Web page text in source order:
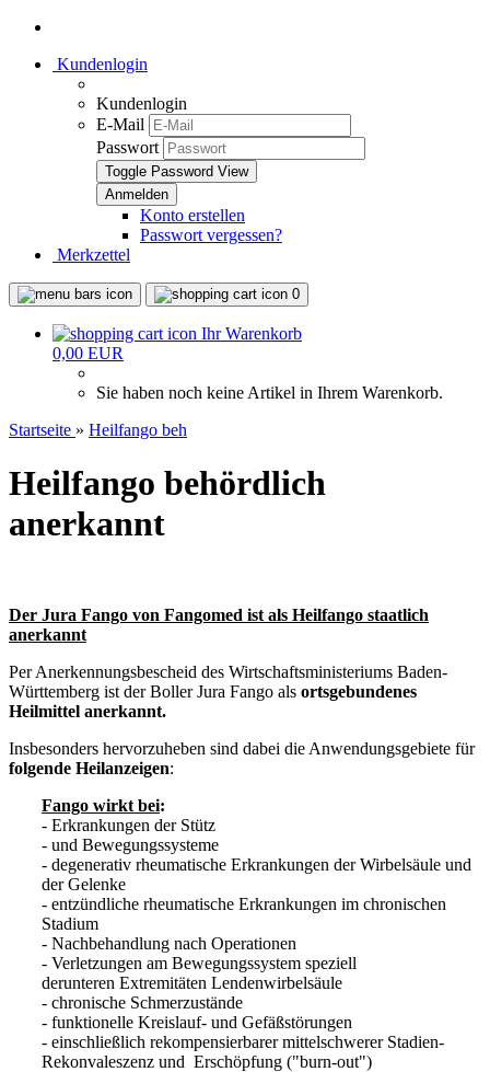
Kundenlogin
Kundenlogin
E-Mail
Passwort
Toggle Password View
Konto erstellen
Passwort vergessen?
Merkzettel
0
Ihr Warenkorb
0,00 EUR
Sie haben noch keine Artikel in Ihrem Warenkorb.
Startseite » Heilfango beh
Heilfango behördlich
anerkannt
Der Jura Fango von Fangomed ist als Heilfango staatlich
anerkannt
Per Anerkennungsbescheid des Wirtschaftsministeriums Baden-
Württemberg ist der Boller Jura Fango als ortsgebundenes
Heilmittel anerkannt.
Insbesonders hervorzuheben sind dabei die Anwendungsgebiete für
folgende Heilanzeigen:
Fango wirkt bei:
- Erkrankungen der Stütz
- und Bewegungssysteme
- degenerativ rheumatische Erkrankungen der Wirbelsäule und
der Gelenke
- entzündliche rheumatische Erkrankungen im chronischen
Stadium
- Nachbehandlung nach Operationen
- Verletzungen am Bewegungssystem speziell
derunteren Extremitäten Lendenwirbelsäule
- chronische Schmerzustände
- funktionelle Kreislauf- und Gefäßstörungen
- einschließlich rekompensierbarer mittelschwerer Stadien-
Rekonvaleszenz und Erschöpfung ("burn-out")